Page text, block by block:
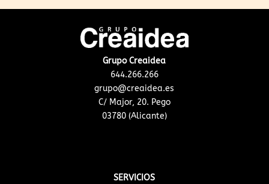
Grupo Creaidea
644.266.266
grupo@creaidea.es
C/ Major, 20. Pego
03780 (Alicante)
SERVICIOS